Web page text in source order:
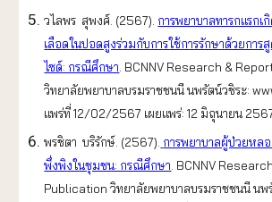
วไลพร สุพงศ์. (2567). การพยาบาลทารกแรก
เลือดในปอดสูงร่วมกับการใช้การรักษาด้วยการ
ไซด์: กรณีศึกษา BCNNV Research &
วิทยาลัยพยาบาลบรมราชชนนี นพรัตน์วชิระ:
แพร่ที่ 12/02/2567 เผยแพร่: 12 มิถุนายน
พรชิตา บริรักษ์. (2567). การพยาบาลผู้ป่วยหล
พึ่งพิงในชุมชน: กรณีศึกษา . BCNNV
Publication วิทยาลัยพยาบาลบรมราชชนนี นพ